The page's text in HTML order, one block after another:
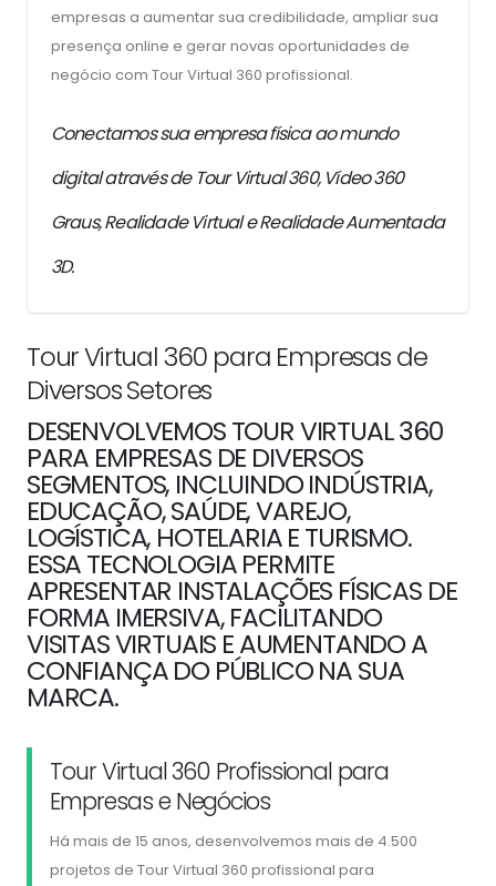
empresas a aumentar sua credibilidade, ampliar sua
presença online e gerar novas oportunidades de
negócio com Tour Virtual 360 profissional.
Conectamos sua empresa física ao mundo
digital através de Tour Virtual 360, Vídeo 360
Graus, Realidade Virtual e Realidade Aumentada
3D.
Tour Virtual 360 para Empresas de
Diversos Setores
DESENVOLVEMOS TOUR VIRTUAL 360
PARA EMPRESAS DE DIVERSOS
SEGMENTOS, INCLUINDO INDÚSTRIA,
EDUCAÇÃO, SAÚDE, VAREJO,
LOGÍSTICA, HOTELARIA E TURISMO.
ESSA TECNOLOGIA PERMITE
APRESENTAR INSTALAÇÕES FÍSICAS DE
FORMA IMERSIVA, FACILITANDO
VISITAS VIRTUAIS E AUMENTANDO A
CONFIANÇA DO PÚBLICO NA SUA
MARCA.
Tour Virtual 360 Profissional para
Empresas e Negócios
Há mais de 15 anos, desenvolvemos mais de 4.500
projetos de Tour Virtual 360 profissional para